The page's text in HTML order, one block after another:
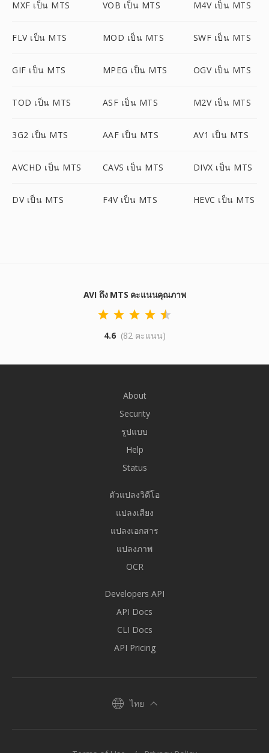
MXF เป็น MTS VOB เป็น MTS M4V เป็น MTS
FLV เป็น MTS MOD เป็น MTS SWF เป็น MTS
GIF เป็น MTS MPEG เป็น MTS OGV เป็น MTS
TOD เป็น MTS ASF เป็น MTS M2V เป็น MTS
3G2 เป็น MTS AAF เป็น MTS AV1 เป็น MTS
AVCHD เป็น MTS CAVS เป็น MTS DIVX เป็น MTS
DV เป็น MTS F4V เป็น MTS HEVC เป็น MTS
AVI ถึง MTS คะแนนคุณภาพ
4.6 (82 คะแนน)
About
Security
รูปแบบ
Help
Status
ตัวแปลงวิดีโอ
แปลงเสียง
แปลงเอกสาร
แปลงภาพ
OCR
Developers API
API Docs
CLI Docs
API Pricing
ไทย